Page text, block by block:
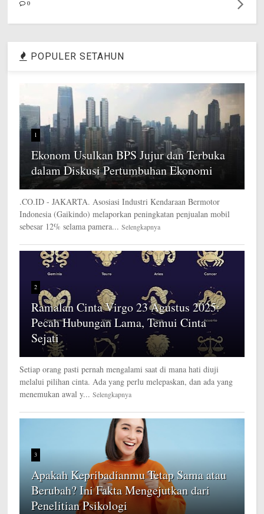
0
POPULER SETAHUN
1
Ekonom Usulkan BPS Jujur dan Terbuka
dalam Diskusi Pertumbuhan Ekonomi
.CO.ID - JAKARTA. Asosiasi Industri Kendaraan Bermotor
Indonesia (Gaikindo) melaporkan peningkatan penjualan mobil
sebesar 12% selama pamera... Selengkapnya
2
Ramalan Cinta Virgo 23 Agustus 2025:
Pecah Hubungan Lama, Temui Cinta
Sejati
Setiap orang pasti pernah mengalami saat di mana hati diuji
melalui pilihan cinta. Ada yang perlu melepaskan, dan ada yang
menemukan awal y... Selengkapnya
3
Apakah Kepribadianmu Tetap Sama atau
Berubah? Ini Fakta Mengejutkan dari
Penelitian Psikologi